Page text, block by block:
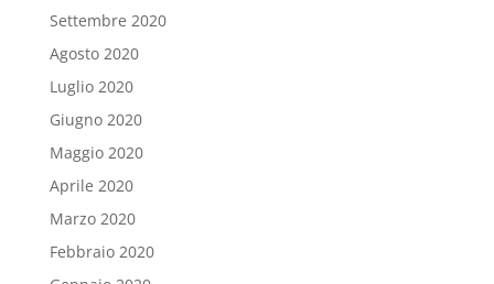
Settembre 2020
Agosto 2020
Luglio 2020
Giugno 2020
Maggio 2020
Aprile 2020
Marzo 2020
Febbraio 2020